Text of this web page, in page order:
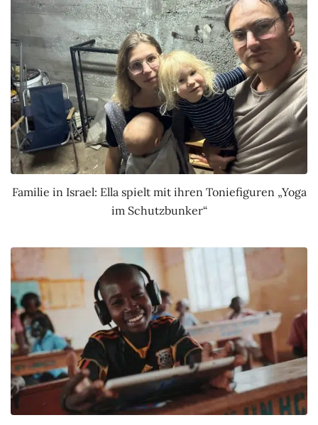
Familie in Israel: Ella spielt mit ihren Toniefiguren „Yoga
im Schutzbunker“